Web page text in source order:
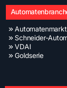
Automatenmarkt
Schneider-
VDAI
Goldserie